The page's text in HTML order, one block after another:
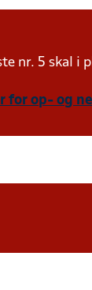
nr. 5 skal i
for op- og